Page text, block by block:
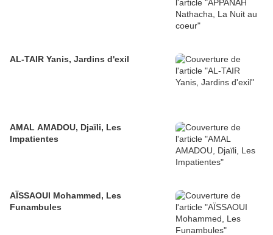
AL-TAIR Yanis, Jardins d'exil
AMAL AMADOU, Djaïli, Les
Impatientes
AÏSSAOUI Mohammed, Les
Funambules